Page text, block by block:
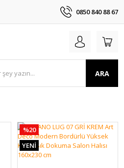
0850 840 88 67
ARA
%20
YENİ